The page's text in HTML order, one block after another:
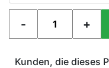
Kunden, die dieses